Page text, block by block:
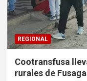
REGIONAL
Cootransfusa
rurales de